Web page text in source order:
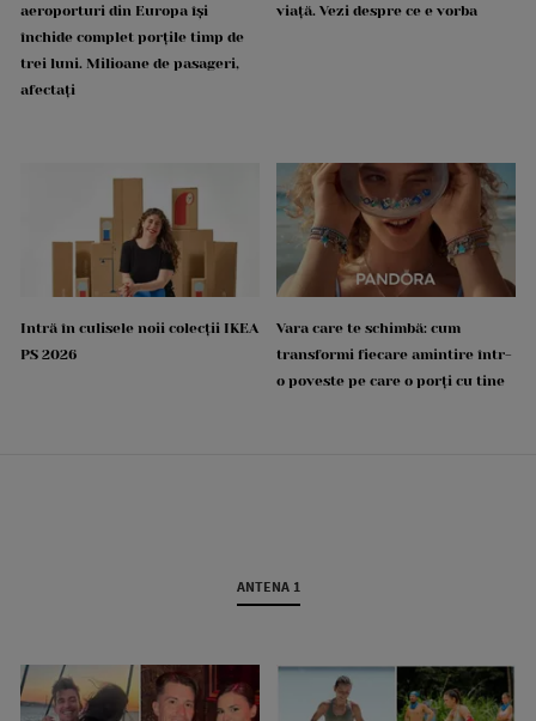
aeroporturi din Europa își
închide complet porțile timp de
trei luni. Milioane de pasageri,
afectați
viață. Vezi despre ce e vorba
Intră în culisele noii colecții IKEA
PS 2026
Vara care te schimbă: cum
transformi fiecare amintire într-
o poveste pe care o porți cu tine
ANTENA 1